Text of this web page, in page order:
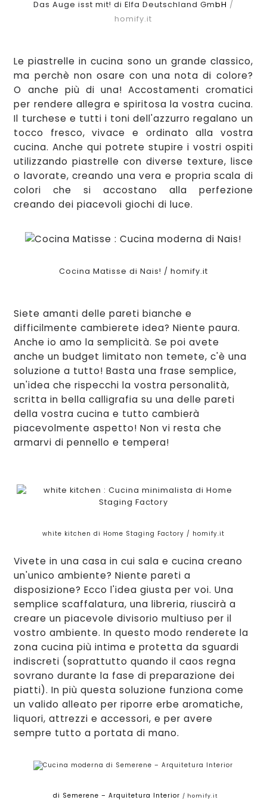
Das Auge isst mit! di Elfa Deutschland GmbH /
homify.it
Le piastrelle in cucina sono un grande classico,
ma perchè non osare con una nota di colore?
O anche più di una! Accostamenti cromatici
per rendere allegra e spiritosa la vostra cucina.
Il turchese e tutti i toni dell'azzurro regalano un
tocco fresco, vivace e ordinato alla vostra
cucina. Anche qui potrete stupire i vostri ospiti
utilizzando piastrelle con diverse texture, lisce
o lavorate, creando una vera e propria scala di
colori che si accostano alla perfezione
creando dei piacevoli giochi di luce.
Cocina Matisse di Nais! / homify.it
Siete amanti delle pareti bianche e
difficilmente cambierete idea? Niente paura.
Anche io amo la semplicità. Se poi avete
anche un budget limitato non temete, c'è una
soluzione a tutto!Basta una frase semplice,
un'idea che rispecchi lavostra personalità,
scritta in bella calligrafia su una delle pareti
della vostra cucina e tutto cambierà
piacevolmente aspetto! Non vi resta che
armarvi di pennello e tempera!
white kitchen di Home Staging Factory / homify.it
Vivete in una casa in cui salae cucina creano
un'unico ambiente? Niente pareti a
disposizione?Ecco l'idea giusta per voi. Una
semplice scaffalatura, una libreria, riuscirà a
creare un piacevole divisorio multiuso per il
vostro ambiente. In questo modo renderete la
zona cucina più intima e protetta da sguardi
indiscreti (soprattutto quandoil caos regna
sovrano durante la fase di preparazione dei
piatti). In piùquesta soluzione funziona come
un valido alleato perriporre erbe aromatiche,
liquori, attrezzi e accessori, eper avere
sempre tutto a portata di mano.
di Semerene – Arquitetura Interior/ homify.it